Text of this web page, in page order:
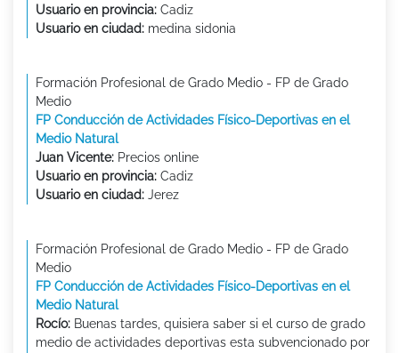
Usuario en provincia: Cadiz
Usuario en ciudad: medina sidonia
Formación Profesional de Grado Medio - FP de Grado
Medio
FP Conducción de Actividades Físico-Deportivas en el
Medio Natural
Juan Vicente: Precios online
Usuario en provincia: Cadiz
Usuario en ciudad: Jerez
Formación Profesional de Grado Medio - FP de Grado
Medio
FP Conducción de Actividades Físico-Deportivas en el
Medio Natural
Rocío: Buenas tardes, quisiera saber si el curso de grado
medio de actividades deportivas esta subvencionado por